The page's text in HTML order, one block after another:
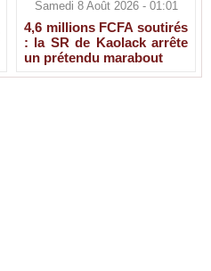
Samedi 8 Août 2026 - 01:01
4,6 millions FCFA soutirés
: la SR de Kaolack arrête
un prétendu marabout